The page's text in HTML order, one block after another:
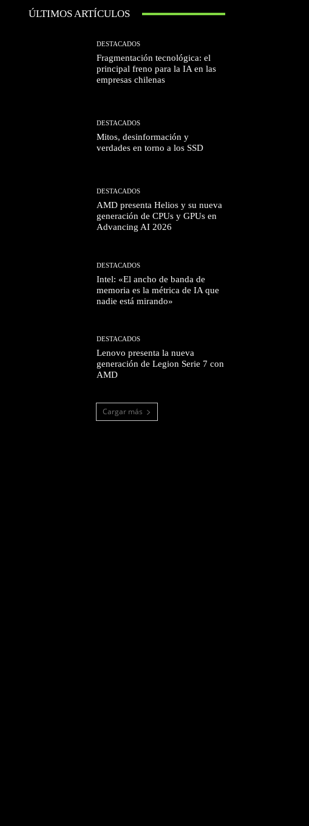
ÚLTIMOS ARTÍCULOS
DESTACADOS
Fragmentación tecnológica: el
principal freno para la IA en las
empresas chilenas
DESTACADOS
Mitos, desinformación y
verdades en torno a los SSD
DESTACADOS
AMD presenta Helios y su nueva
generación de CPUs y GPUs en
Advancing AI 2026
DESTACADOS
Intel: «El ancho de banda de
memoria es la métrica de IA que
nadie está mirando»
DESTACADOS
Lenovo presenta la nueva
generación de Legion Serie 7 con
AMD
Cargar más